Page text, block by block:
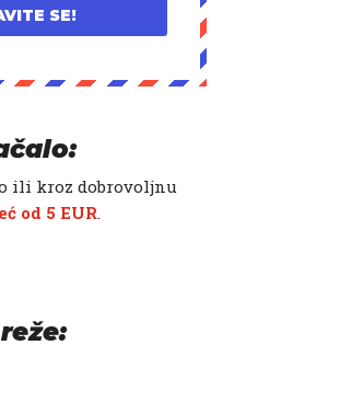
SE!
ili kroz dobrovoljnu
od 5 EUR.